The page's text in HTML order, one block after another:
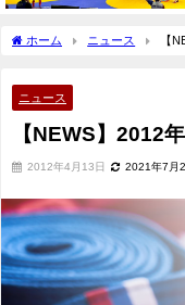
ホーム ニュース 【
ニュース
【NEWS】2012
2012年4月13日 2021年7月